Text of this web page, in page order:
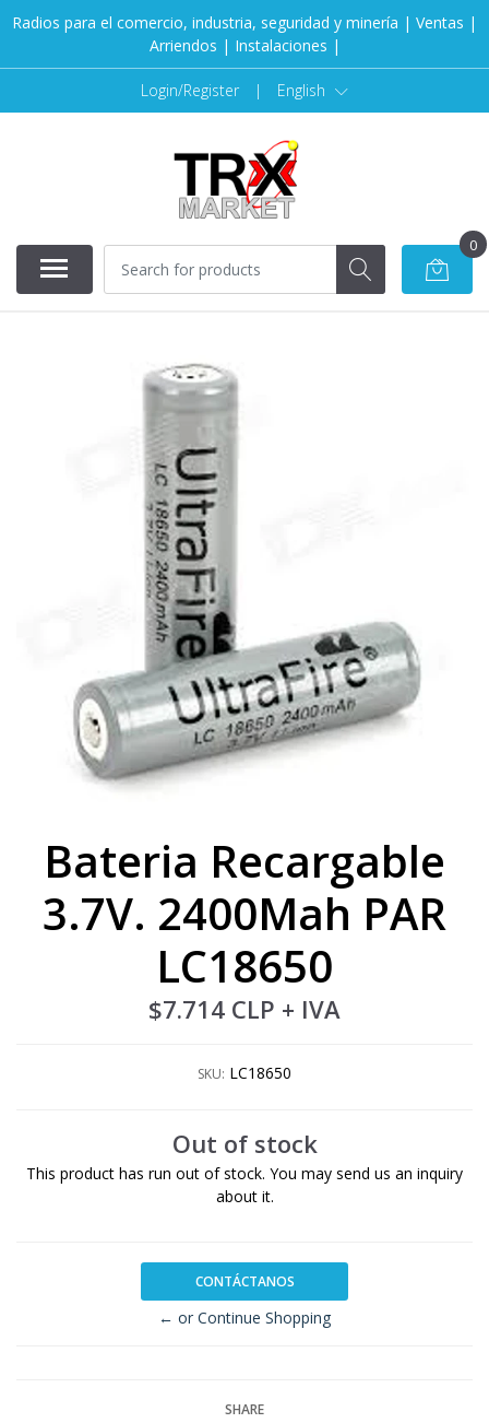
Radios para el comercio, industria, seguridad y minería | Ventas |
Arriendos | Instalaciones |
Login/Register | English
0
Bateria Recargable
3.7V. 2400Mah PAR
LC18650
$7.714 CLP + IVA
SKU: LC18650
Out of stock
This product has run out of stock. You may send us an inquiry
about it.
CONTÁCTANOS
← or Continue Shopping
SHARE